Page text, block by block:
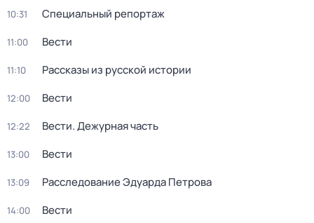
10:31 Специальный репортаж
11:00 Вести
11:10 Рассказы из русской истории
12:00 Вести
12:22 Вести. Дежурная часть
13:00 Вести
13:09 Расследование Эдуарда Петрова
14:00 Вести